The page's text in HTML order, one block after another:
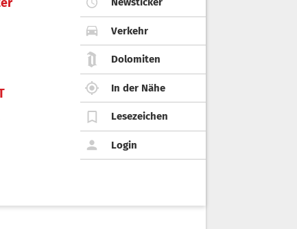
Verkehr
Dolomiten
In der Nähe
Lesezeichen
Login